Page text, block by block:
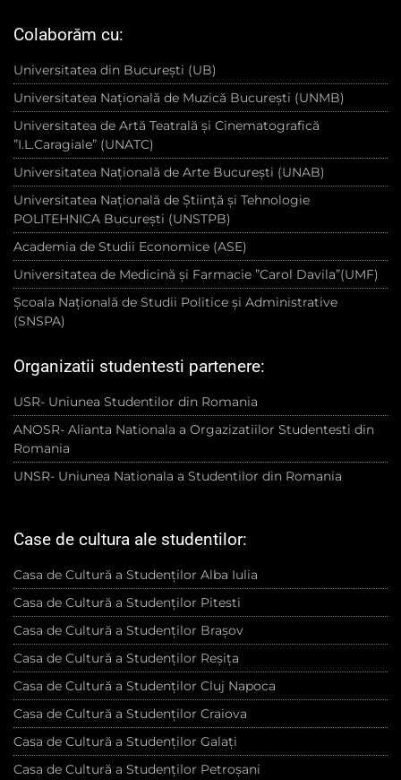
Colaborăm cu:
Universitatea din București (UB)
Universitatea Națională de Muzică București (UNMB)
Universitatea de Artă Teatrală și Cinematografică
”I.L.Caragiale” (UNATC)
Universitatea Națională de Arte București (UNAB)
Universitatea Națională de Știință și Tehnologie
POLITEHNICA București (UNSTPB)
Academia de Studii Economice (ASE)
Universitatea de Medicină și Farmacie ”Carol Davila”(UMF)
Școala Națională de Studii Politice și Administrative
(SNSPA)
Organizatii studentesti partenere:
USR- Uniunea Studentilor din Romania
ANOSR- Alianta Nationala a Orgazizatiilor Studentesti din
Romania
UNSR- Uniunea Nationala a Studentilor din Romania
Case de cultura ale studentilor:
Casa de Cultură a Studenților Alba Iulia
Casa de Cultură a Studenților Pitesti
Casa de Cultură a Studenților Brașov
Casa de Cultură a Studenților Reșița
Casa de Cultură a Studenților Cluj Napoca
Casa de Cultură a Studenților Craiova
Casa de Cultură a Studenților Galați
Casa de Cultură a Studenților Petroșani